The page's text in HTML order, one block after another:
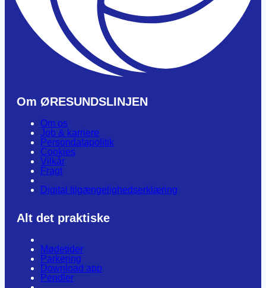
Om ØRESUNDSLINJEN
Om os
Job & karriere
Persondatapolitik
Cookies
Vilkår
Fragt
Digital tilgængelighedserklæring
Alt det praktiske
Mødetider
Parkering
Download app
Pendler